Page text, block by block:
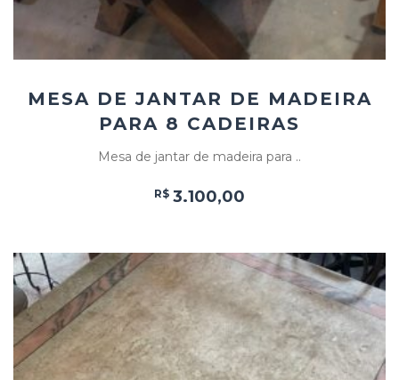
MESA DE JANTAR DE MADEIRA
PARA 8 CADEIRAS
Mesa de jantar de madeira para ..
R$ 3.100,00